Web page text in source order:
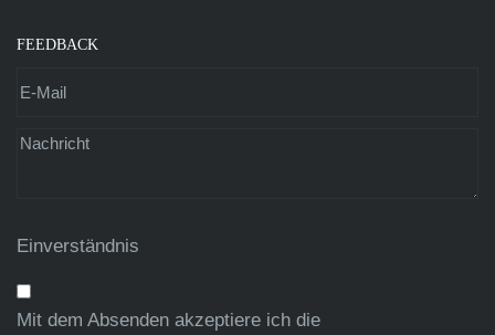
FEEDBACK
Einverständnis
Mit dem Absenden akzeptiere ich die